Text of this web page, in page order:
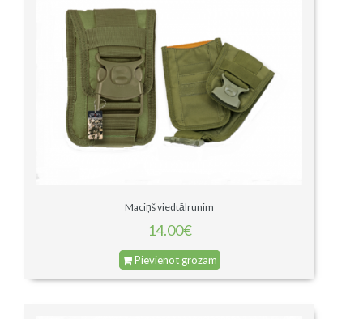
Maciņš viedtālrunim
14.00€
Pievienot grozam